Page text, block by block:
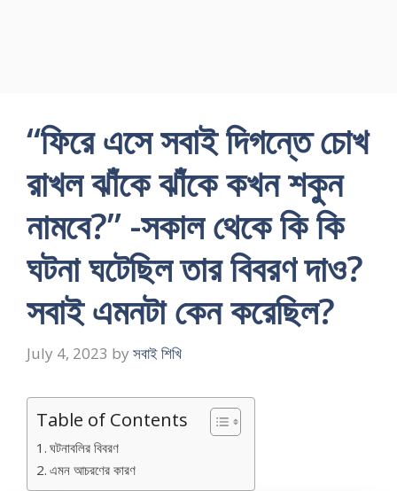
“ফিরে এসে সবাই দিগন্তে চোখ
রাখল ঝাঁকে ঝাঁকে কখন শকুন
নামবে?” -সকাল থেকে কি কি
ঘটনা ঘটেছিল তার বিবরণ দাও?
সবাই এমনটা কেন করেছিল?
July 4, 2023 by সবাই শিখি
Table of Contents
ঘটনাবলির বিবরণ
এমন আচরণের কারণ